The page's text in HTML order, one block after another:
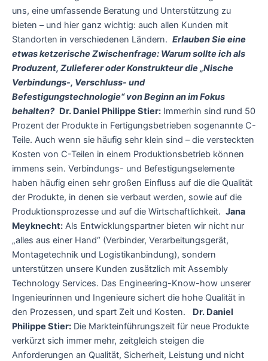
uns, eine umfassende Beratung und Unterstützung zu
bieten – und hier ganz wichtig: auch allen Kunden mit
Standorten in verschiedenen Ländern. Erlauben Sie eine
etwas ketzerische Zwischenfrage: Warum sollte ich als
Produzent, Zulieferer oder Konstrukteur die „Nische
Verbindungs-, Verschluss- und
Befestigungstechnologie“ von Beginn an im Fokus
behalten? Dr. Daniel Philippe Stier: Immerhin sind rund 50
Prozent der Produkte in Fertigungsbetrieben sogenannte C-
Teile. Auch wenn sie häufig sehr klein sind – die versteckten
Kosten von C-Teilen in einem Produktionsbetrieb können
immens sein. Verbindungs- und Befestigungselemente
haben häufig einen sehr großen Einfluss auf die die Qualität
der Produkte, in denen sie verbaut werden, sowie auf die
Produktionsprozesse und auf die Wirtschaftlichkeit. Jana
Meyknecht: Als Entwicklungspartner bieten wir nicht nur
„alles aus einer Hand“ (Verbinder, Verarbeitungsgerät,
Montagetechnik und Logistikanbindung), sondern
unterstützen unsere Kunden zusätzlich mit Assembly
Technology Services. Das Engineering-Know-how unserer
Ingenieurinnen und Ingenieure sichert die hohe Qualität in
den Prozessen, und spart Zeit und Kosten. Dr. Daniel
Philippe Stier: Die Markteinführungszeit für neue Produkte
verkürzt sich immer mehr, zeitgleich steigen die
Anforderungen an Qualität, Sicherheit, Leistung und nicht